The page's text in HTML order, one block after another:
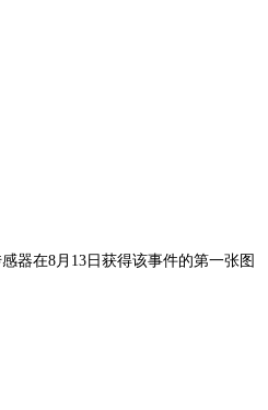
器在8月13日获得该事件的第一张图